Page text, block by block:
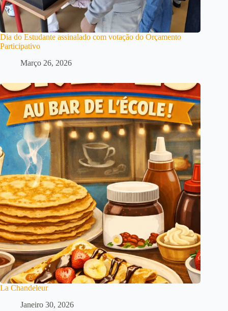
Dia do Estudante assinalado com votação do Orçamento
Participativo
Março 26, 2026
La Chandeleur
Janeiro 30, 2026